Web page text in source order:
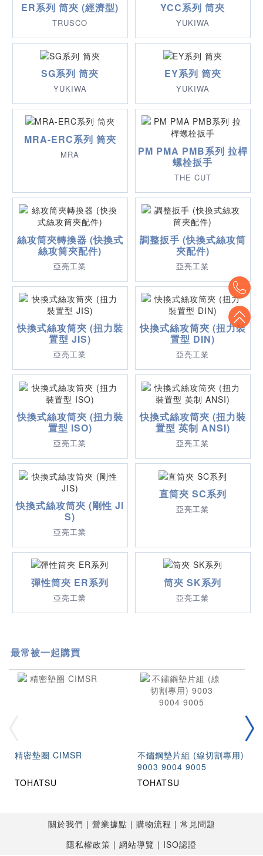
ER系列 筒夾 (經濟型)
TRUSCO
YCC系列 筒夾
YUKIWA
SG系列 筒夾
YUKIWA
EY系列 筒夾
YUKIWA
MRA-ERC系列 筒夾
MRA
PM PMA PMB系列 拉桿
螺栓扳手
THE CUT
絲攻筒夾轉換器 (快換式
絲攻筒夾配件)
亞亮工業
調整扳手 (快換式絲攻筒
夾配件)
亞亮工業
快換式絲攻筒夾 (扭力裝
置型 JIS)
亞亮工業
快換式絲攻筒夾 (扭力裝
置型 DIN)
亞亮工業
快換式絲攻筒夾 (扭力裝
置型 ISO)
亞亮工業
快換式絲攻筒夾 (扭力裝
置型 英制 ANSI)
亞亮工業
快換式絲攻筒夾 (剛性 JI
S)
亞亮工業
直筒夾 SC系列
亞亮工業
彈性筒夾 ER系列
亞亮工業
筒夾 SK系列
亞亮工業
最常被一起購買
精密墊圈 CIMSR
TOHATSU
不鏽鋼墊片組 (線切割專用)
9003 9004 9005
TOHATSU
關於我們 營業據點 購物流程
常見問題
隱私權政策
網站導覽 ISO認證